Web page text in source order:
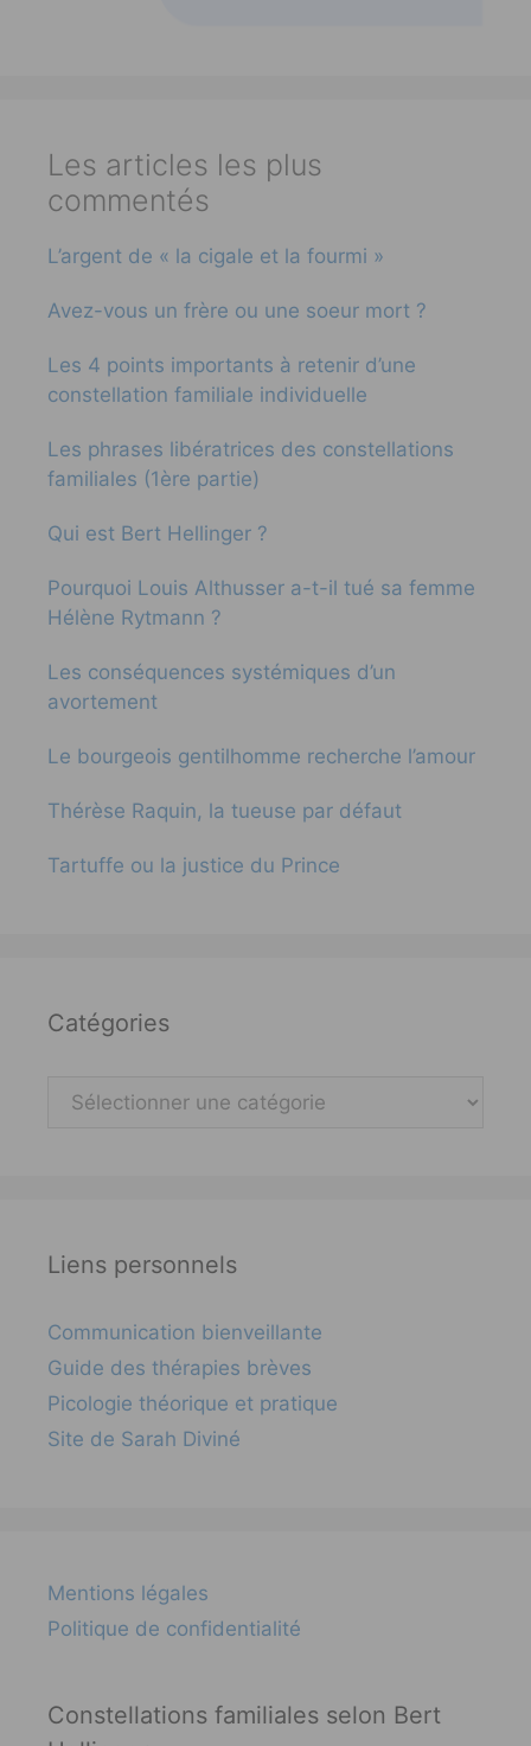
Les articles les plus
commentés
L’argent de « la cigale et la fourmi »
Avez-vous un frère ou une soeur mort ?
Les 4 points importants à retenir d’une
constellation familiale individuelle
Les phrases libératrices des constellations
familiales (1ère partie)
Qui est Bert Hellinger ?
Pourquoi Louis Althusser a-t-il tué sa femme
Hélène Rytmann ?
Les conséquences systémiques d’un
avortement
Le bourgeois gentilhomme recherche l’amour
Thérèse Raquin, la tueuse par défaut
Tartuffe ou la justice du Prince
Catégories
Catégories
Liens personnels
Communication bienveillante
Guide des thérapies brèves
Picologie théorique et pratique
Site de Sarah Diviné
Mentions légales
Politique de confidentialité
Constellations familiales selon Bert